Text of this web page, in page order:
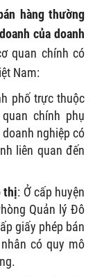
hàng thường
của doanh
quan chính có
Nam:
phố trực thuộc
chính phụ
nghiệp có
liên quan đến
thị: Ở cấp huyện
Quản lý Đô
giấy phép bán
có quy mô